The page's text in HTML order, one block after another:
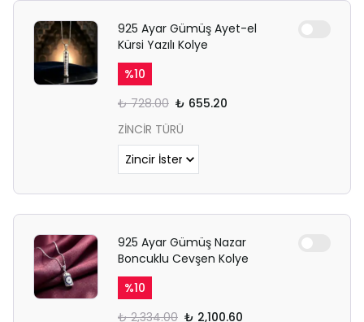
925 Ayar Gümüş Ayet-el
Kürsi Yazılı Kolye
%10
₺ 728.00 ₺ 655.20
ZİNCİR TÜRÜ
925 Ayar Gümüş Nazar
Boncuklu Cevşen Kolye
%10
₺ 2,334.00 ₺ 2,100.60